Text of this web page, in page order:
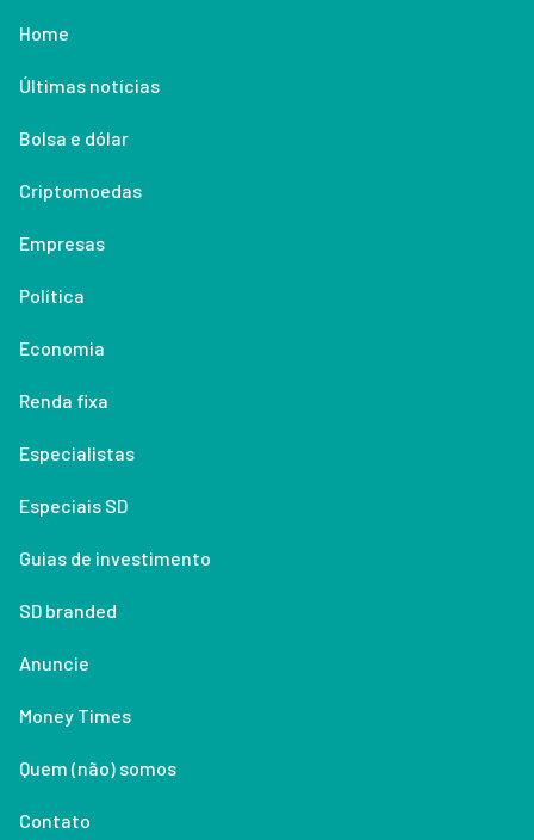
Home
Últimas notícias
Bolsa e dólar
Criptomoedas
Empresas
Política
Economia
Renda fixa
Especialistas
Especiais SD
Guias de investimento
SD branded
Anuncie
Money Times
Quem (não) somos
Contato